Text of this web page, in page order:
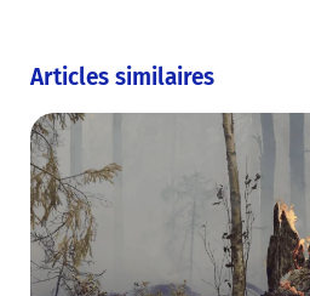
Articles similaires